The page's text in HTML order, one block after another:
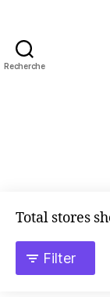
Recherche
Total stores
Filter